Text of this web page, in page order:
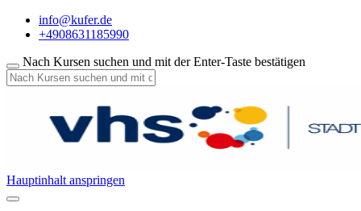
info@kufer.de
+4908631185990
Nach Kursen suchen und mit der Enter-Taste bestätigen
Hauptinhalt anspringen